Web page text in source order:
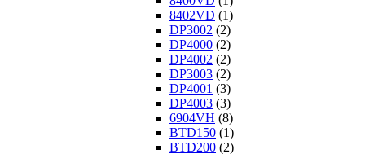
8402VD (1)
DP3002 (2)
DP4000 (2)
DP4002 (2)
DP3003 (2)
DP4001 (3)
DP4003 (3)
6904VH (8)
BTD150 (1)
BTD200 (2)